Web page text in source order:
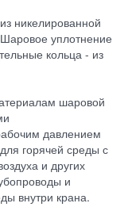
никелированной
уплотнение
кольца - из
шаровой
давлением
горячей среды с
и других
и
внутри крана.